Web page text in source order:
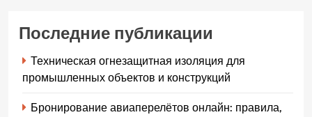
Последние публикации
Техническая огнезащитная изоляция для
промышленных объектов и конструкций
Бронирование авиаперелётов онлайн: правила,